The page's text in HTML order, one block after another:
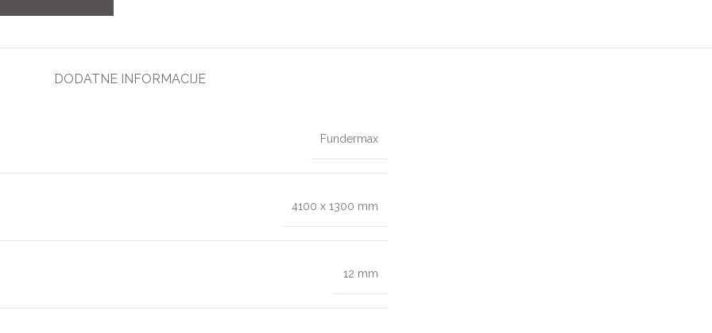
DODATNE INFORMACIJE
Fundermax
4100 x 1300 mm
12 mm